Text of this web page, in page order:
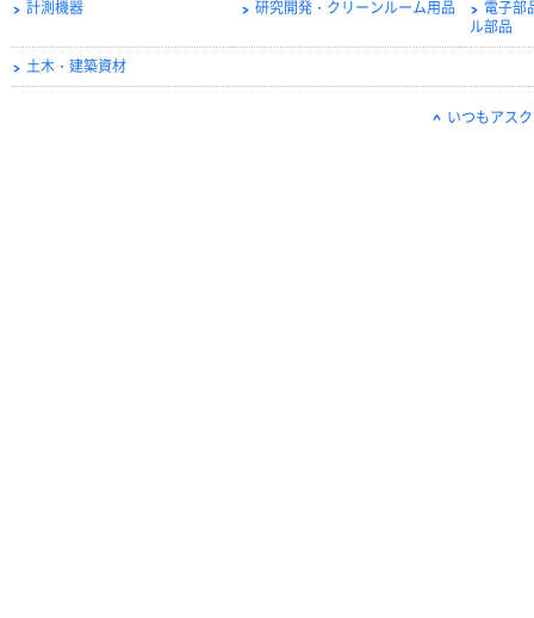
計測機器 研究開発・クリーンルーム用品
電子部
ル部品
土木・建築資材
いつもアス